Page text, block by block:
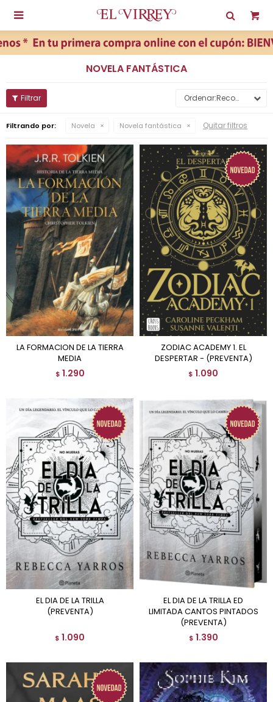

NOVELA FANTÁSTICA
Recomendados
Filtrando por: Novela Novela fantástica Quitar filtros
LA FORMACION DE LA TIERRA
MEDIA
$ 1.290
ZODIAC ACADEMY 1. EL
DESPERTAR - (PREVENTA)
$ 1.090
EL DIA DE LA TRILLA
(PREVENTA)
$ 1.090
EL DIA DE LA TRILLA ED
LIMITADA CANTOS PINTADOS
(PREVENTA)
$ 1.390